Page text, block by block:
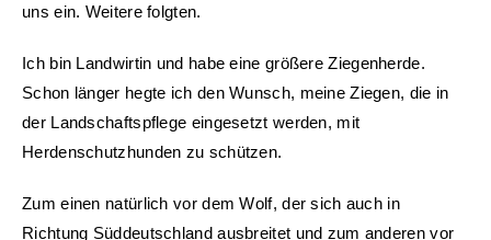
uns ein. Weitere folgten.
Ich bin Landwirtin und habe eine größere Ziegenherde.
Schon länger hegte ich den Wunsch, meine Ziegen, die in
der Landschaftspflege eingesetzt werden, mit
Herdenschutzhunden zu schützen.
Zum einen natürlich vor dem Wolf, der sich auch in
Richtung Süddeutschland ausbreitet und zum anderen vor